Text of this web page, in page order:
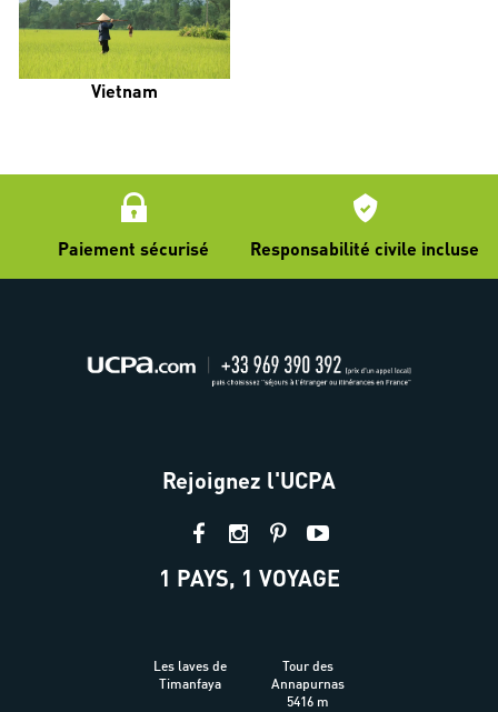
Vietnam
Paiement sécurisé Responsabilité civile incluse
Rejoignez l'UCPA
1 PAYS, 1 VOYAGE
Les laves de
Timanfaya
Tour des
Annapurnas
5416 m